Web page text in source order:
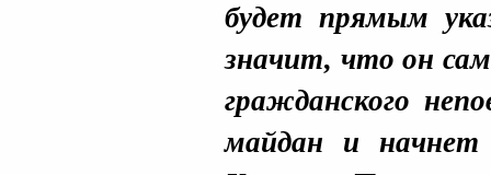
будет прямым
значит, что он
гражданского
майдан и